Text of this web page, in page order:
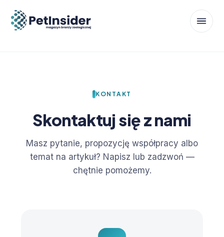
KONTAKT
Skontaktuj się z nami
Masz pytanie, propozycję współpracy albo
temat na artykuł? Napisz lub zadzwoń —
chętnie pomożemy.